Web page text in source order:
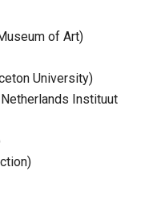
of Art)
University)
Instituut